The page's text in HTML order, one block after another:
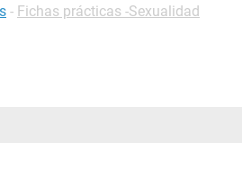
- Fichas prácticas -Sexualidad